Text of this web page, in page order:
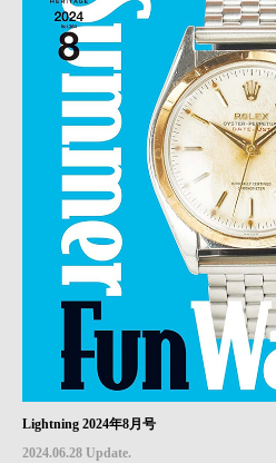
Lightning 2024年8月号
2024.06.28 Update.